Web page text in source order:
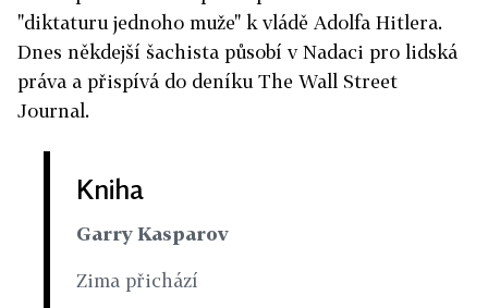
"diktaturu jednoho muže" k vládě Adolfa Hitlera.
Dnes někdejší šachista působí v Nadaci pro lidská
práva a přispívá do deníku The Wall Street
Journal.
Kniha
Garry Kasparov
Zima přichází